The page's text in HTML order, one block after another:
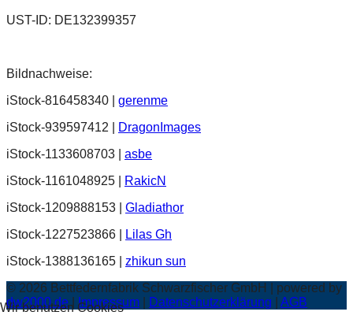
UST-ID: DE132399357
Bildnachweise:
iStock-816458340 | gerenme
iStock-939597412 |
DragonImages
iStock-1133608703 | asbe
iStock-1161048925 |
RakicN
iStock-1209888153 | Gladiathor
iStock-1227523866 |
Lilas Gh
iStock-1388136165 | zhikun sun
© 2026 Bettfedernfabrik Schwarzfischer GmbH | powered by
dw2000.de| Impressum Datenschutzerklärung AGB
Wir benutzen Cookies